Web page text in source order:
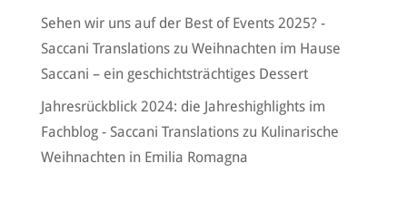
Sehen wir uns auf der Best of Events 2025? -
Saccani Translationszu Weihnachten im Hause
Saccani – ein geschichtsträchtiges Dessert
Jahresrückblick 2024: die Jahreshighlights im
Fachblog - Saccani Translationszu Kulinarische
Weihnachten in Emilia Romagna